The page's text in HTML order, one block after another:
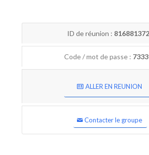
ID de réunion :
Code / mot de passe :
ALLER EN REUNION
Contacter le groupe